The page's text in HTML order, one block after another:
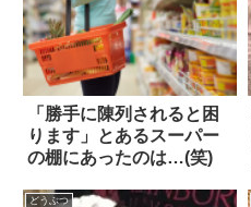
「勝手に陳列されると困
ります」とあるスーパー
の棚にあったのは…(笑)
どうぶつ